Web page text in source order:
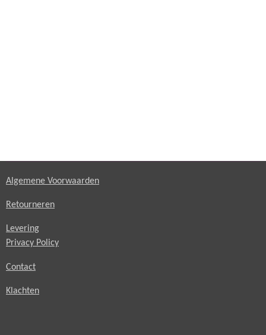
Algemene Voorwaarden
Retourneren
Levering
Privacy Policy
Contact
Klachten